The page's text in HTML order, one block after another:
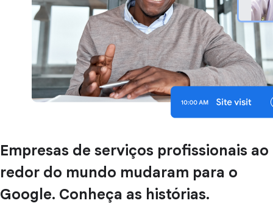
Empresas de serviços profissionais ao
redor do mundo mudaram para o
Google. Conheça as histórias.